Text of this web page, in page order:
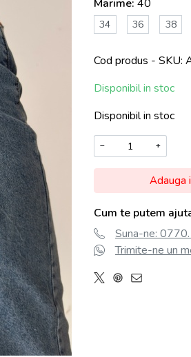
Marime: 40
34 36 38
Cod produs - SKU
Disponibil in stoc
Disponibil in stoc
− +
Adauga
Cum te putem
Suna-ne:
Trimite-ne un